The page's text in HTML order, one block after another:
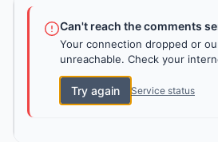
Can't reach the comments
Your connection dropped or
unreachable. Check your
Try again Service status